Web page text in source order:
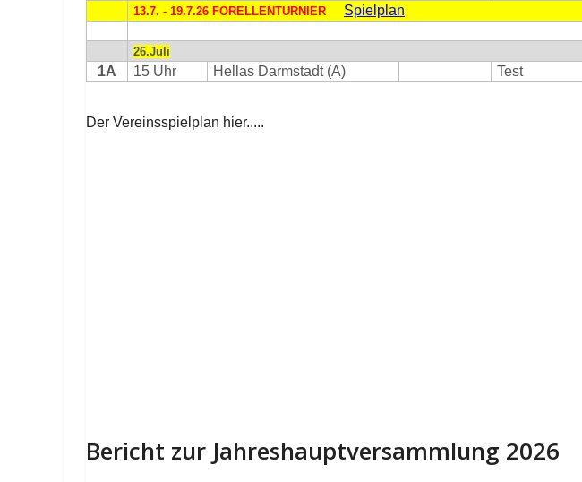
13.7. - 19.7.26 FORELLENTURNIER Spielplan
26.Juli
1A 15 Uhr Hellas Darmstadt (A) Test
Der Vereinsspielplan hier.....
Bericht zur Jahreshauptversammlung 2026